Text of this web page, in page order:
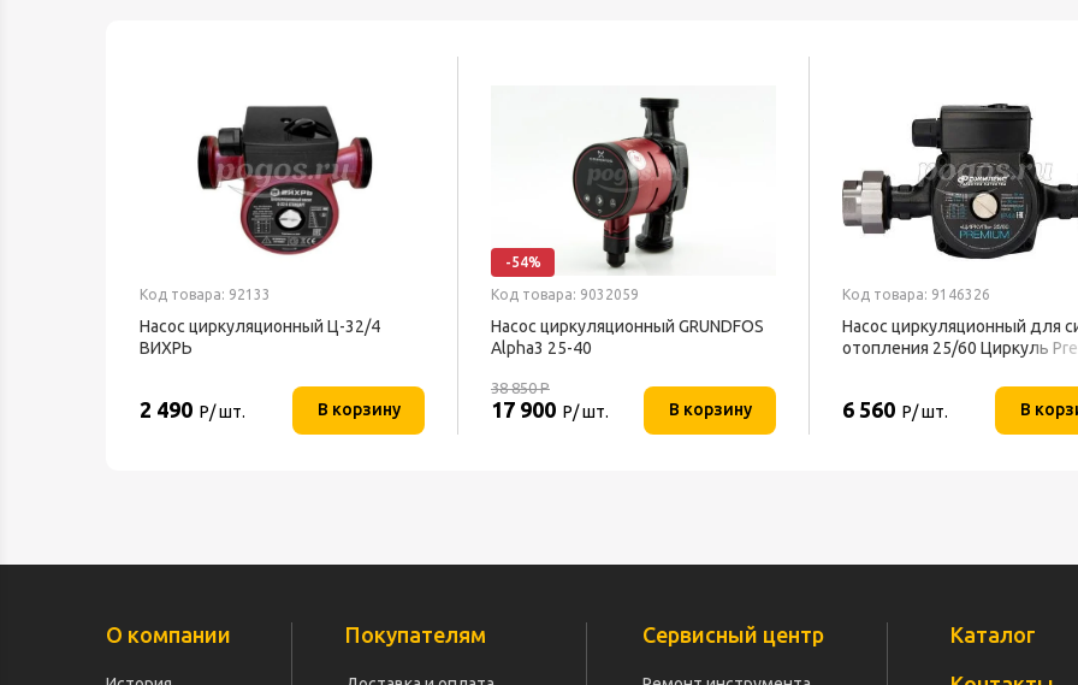
Код товара: 92133
Насос циркуляционный Ц-32/4
ВИХРЬ
2 490 Р/ шт. В корзину
-54%
Код товара: 9032059
Насос циркуляционный GRUNDFOS
Alpha3 25-40
38 850Р
17 900 Р/ шт. В корзину
Код товара: 9146326
Насос циркуляционный для
отопления 25/60 Циркуль
6 560 Р/ шт. В
О компании Покупателям Сервисный центр Каталог